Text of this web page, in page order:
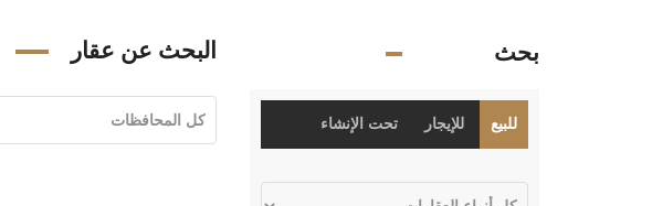
البحث عن عقار بحث
للبيع للإيجار تحت الإنشاء